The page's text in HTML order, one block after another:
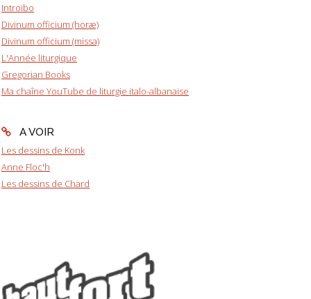
Introibo
Divinum officium (horæ)
Divinum officium (missa)
L'Année liturgique
Gregorian Books
Ma chaîne YouTube de liturgie italo-albanaise
A VOIR
Les dessins de Konk
Anne Floc'h
Les dessins de Chard